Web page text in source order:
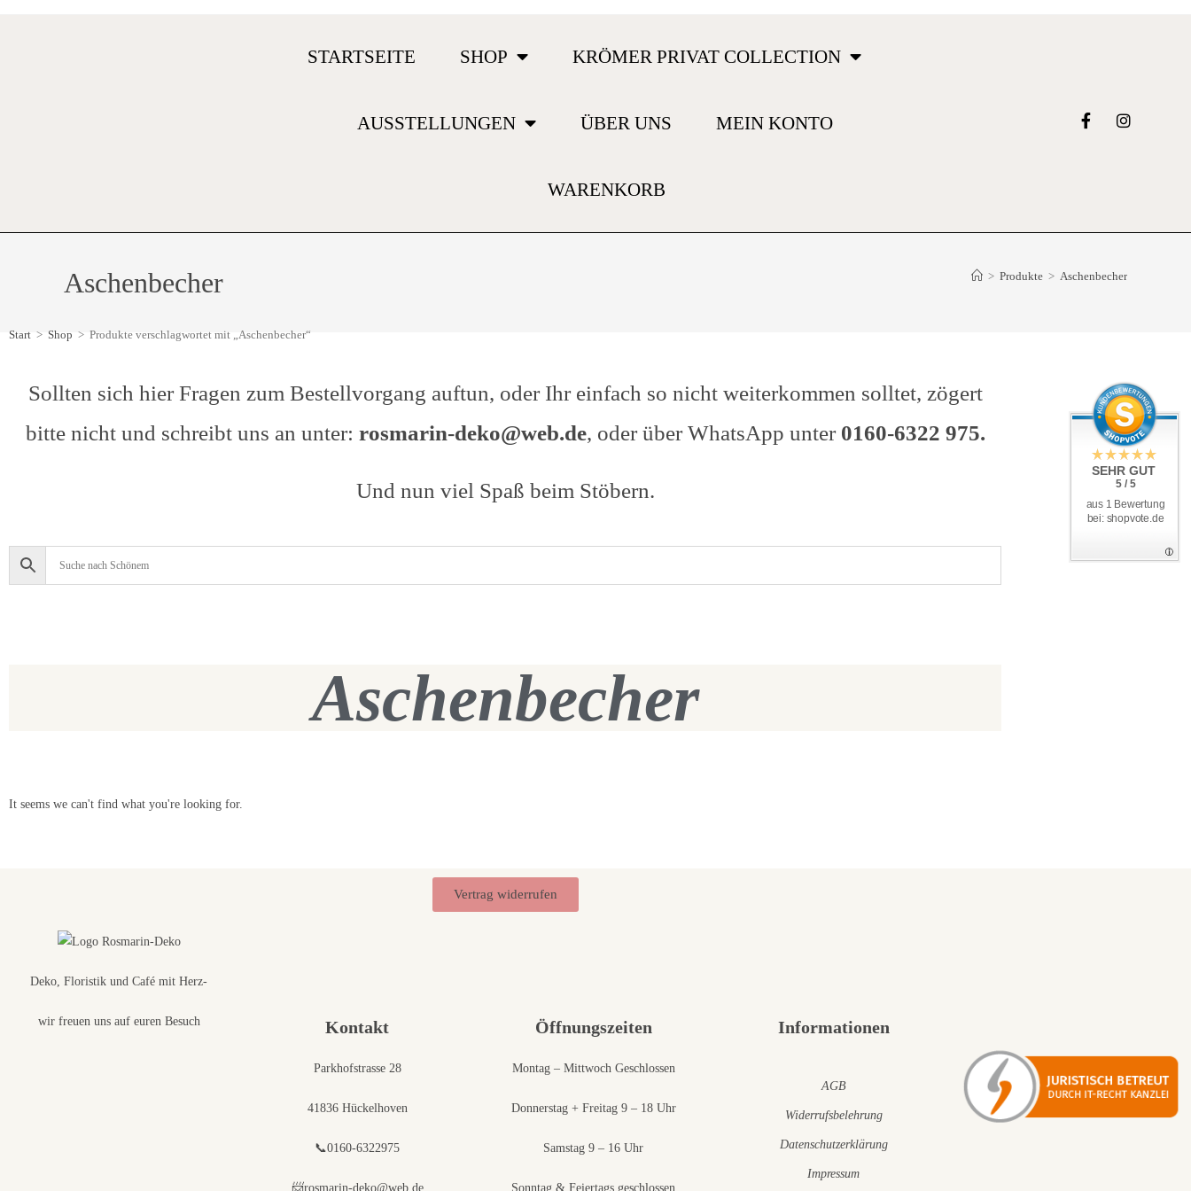
STARTSEITE SHOP KRÖMER PRIVAT COLLECTION
AUSSTELLUNGEN ÜBER UNS MEIN KONTO
WARENKORB
Aschenbecher > Produkte > Aschenbecher
Start > Shop > Produkte verschlagwortet mit „Aschenbecher“
Sollten sich hier Fragen zum Bestellvorgang auftun, oder Ihr einfach so nicht weiterkommen solltet, zögert
bitte nicht und schreibt uns an unter: rosmarin-deko@web.de, oder über WhatsApp unter 0160-6322 975.
Und nun viel Spaß beim Stöbern.
Aschenbecher
It seems we can't find what you're looking for.
Vertrag widerrufen
Deko, Floristik und Café mit Herz-
wir freuen uns auf euren Besuch Kontakt
Parkhofstrasse 28
41836 Hückelhoven
📞0160-6322975
📨rosmarin-deko@web.de
Öffnungszeiten
Montag – Mittwoch Geschlossen
Donnerstag + Freitag 9 – 18 Uhr
Samstag 9 – 16 Uhr
Sonntag & Feiertags geschlossen
Informationen
AGB
Widerrufsbelehrung
Datenschutzerklärung
Impressum
SEHR GUT
5 / 5
aus 1 Bewertung
bei: shopvote.de